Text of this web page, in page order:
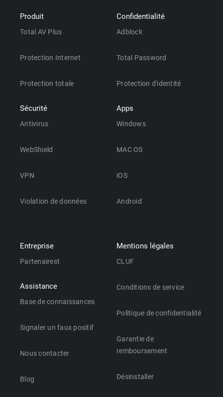
Produit
Total AV Plus
Protection Internet
Protection totale
Sécurité
Antivirus
WebShield
VPN
Violation de données
Confidentialité
Adblock
Total Password
Protection d'identité
Apps
Windows
MAC OS
iOS
Android
Entreprise
Partenairest
Assistance
Base de connaissances
Signaler un faux positif
Nous contacter
Blog
Mentions légales
CLUF
Conditions de service
Politique de confidentialité
Garantie de
remboursement
Désinstaller